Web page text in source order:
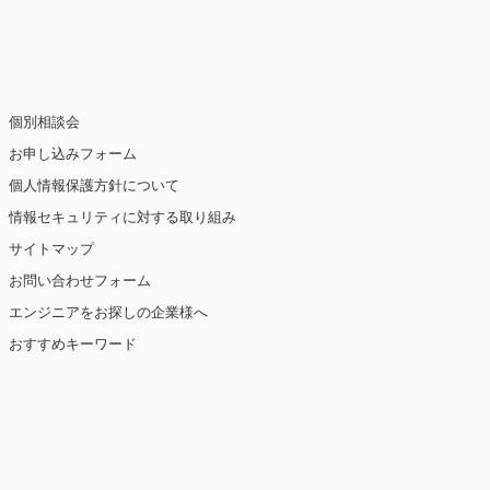
覧情報などをもとにユーザーの興味・関
用しています（ただし、個人を特定・識
講じます。
個別相談会
お申し込みフォーム
個人情報保護方針について
情報セキュリティに対する取り組み
サイトマップ
お問い合わせフォーム
エンジニアをお探しの企業様へ
おすすめキーワード